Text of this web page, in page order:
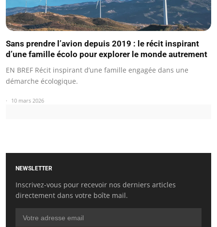
Sans prendre l’avion depuis 2019 : le récit inspirant
d’une famille écolo pour explorer le monde autrement
EN BREF Récit inspirant d’une famille engagée dans une
démarche écologique.
10 mars 2026
NEWSLETTER
Inscrivez-vous pour recevoir nos derniers articles
directement dans votre boîte mail.